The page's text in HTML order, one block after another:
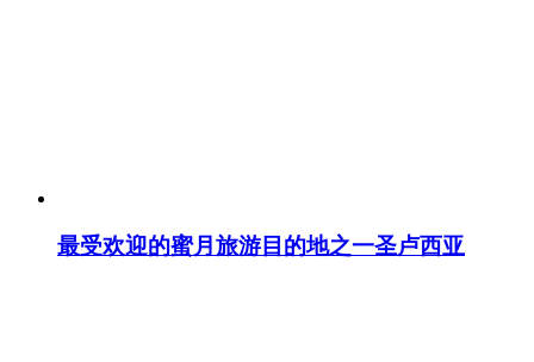
最受欢迎的蜜月旅游目的地之一圣卢西亚